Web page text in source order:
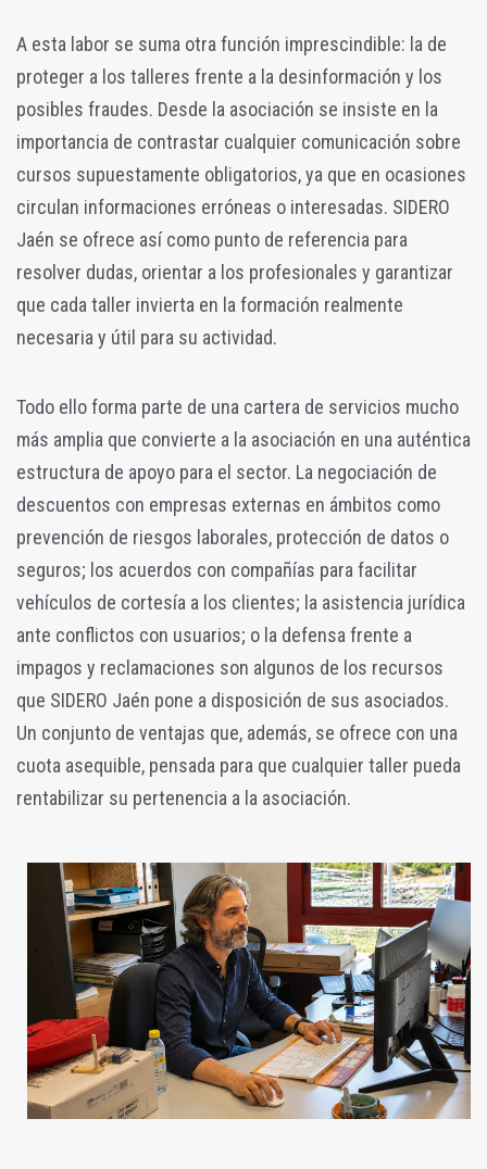
A esta labor se suma otra función imprescindible: la de
proteger a los talleres frente a la desinformación y los
posibles fraudes. Desde la asociación se insiste en la
importancia de contrastar cualquier comunicación sobre
cursos supuestamente obligatorios, ya que en ocasiones
circulan informaciones erróneas o interesadas. SIDERO
Jaén se ofrece así como punto de referencia para
resolver dudas, orientar a los profesionales y garantizar
que cada taller invierta en la formación realmente
necesaria y útil para su actividad.
Todo ello forma parte de una cartera de servicios mucho
más amplia que convierte a la asociación en una auténtica
estructura de apoyo para el sector. La negociación de
descuentos con empresas externas en ámbitos como
prevención de riesgos laborales, protección de datos o
seguros; los acuerdos con compañías para facilitar
vehículos de cortesía a los clientes; la asistencia jurídica
ante conflictos con usuarios; o la defensa frente a
impagos y reclamaciones son algunos de los recursos
que SIDERO Jaén pone a disposición de sus asociados.
Un conjunto de ventajas que, además, se ofrece con una
cuota asequible, pensada para que cualquier taller pueda
rentabilizar su pertenencia a la asociación.